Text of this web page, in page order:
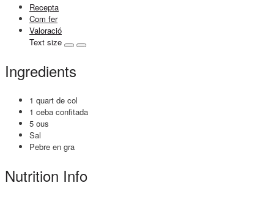
Recepta
Com fer
Valoració
Text size
Ingredients
1 quart de col
1 ceba confitada
5 ous
Sal
Pebre en gra
Nutrition Info